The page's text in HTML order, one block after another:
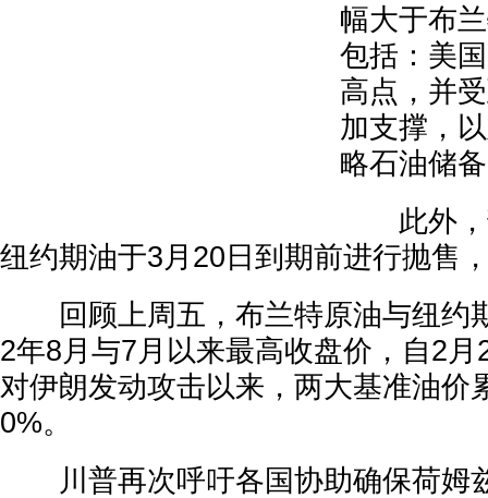
幅大于布
包括：美
高点，并
加支撑，
略石油储
此外，
纽约期油于3月20日到期前进行抛售
回顾上周五，布兰特原油与纽约
2年8月与7月以来最高收盘价，自2
对伊朗发动攻击以来，两大基准油价
0%。
川普再次呼吁各国协助确保荷姆